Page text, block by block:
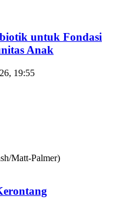
untuk Fondasi
Anak
19:55